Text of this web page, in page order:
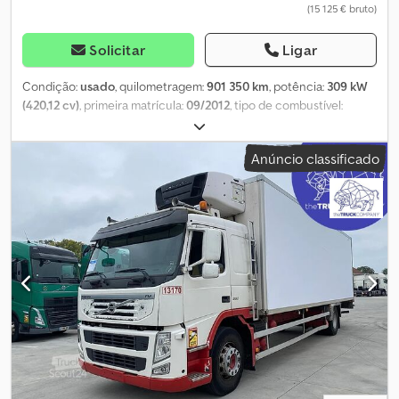
(15 125 € bruto)
Solicitar Ligar
Condição:usado, quilometragem:901 350 km, potência: 309 kW
(420,12 cv), primeira matrícula:09/2012, tipo de combustível:
315/80 R22.5
distância entre eixos:6 200 mm, combustível:diesel, travões:
, cabina do condutor:cabina diurna,
automático, suspensão:aço-ar,
comprimento total:
12 050 mm, largura total: 2 600 mm, altura
, Ano de fabrico:2012, Equipamento:
ABS,
aquecedor estacionário, controlo de velocidade de cruzeiro,
espelho retrovisor elétrico, fecho centralizado, plataforma
elevatória traseira, regulação eléctrica dos vidros
opções e acessórios = - Leitor de CD - Chave suplente -
Limitador de velocidade - Depósito de combustível em alumínio -
Frigorífico - Tomada de força - Câmara de marcha-atrás - Faróis -
Controlo de estabilidade - Ar condicionado standard - Viseira
Dcjdpszrbamefx Abxek - Corrente alternada - Caixa de
ferramentas - Faróis de xenon = Mais informações =
Anúncio classificado